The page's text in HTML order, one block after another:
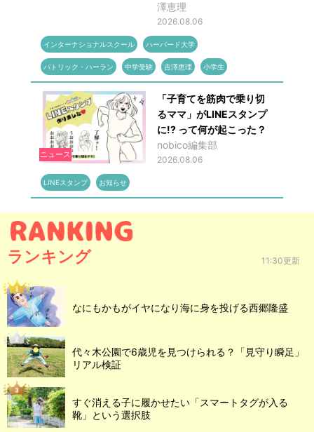
澤恵理
2026.08.06
インターナショナルスクール ハーバード大学
パトリック・ハーラン 中学受験 吉澤恵理 小学生
ニュース
「子育てを筋肉で乗り切
るママ」がLINEスタンプ
に!? って何が起こった？
nobico編集部
2026.08.06
LINEスタンプ お知らせ
ランキング 11:30更新
なにもかもがイヤになり海に身を投げる西郷隆盛
代々木公園で6歳児を見つけられる？「見守り瞬足」
リアル検証
すぐ消える子に履かせたい「スマートタグが入る
靴」という選択肢